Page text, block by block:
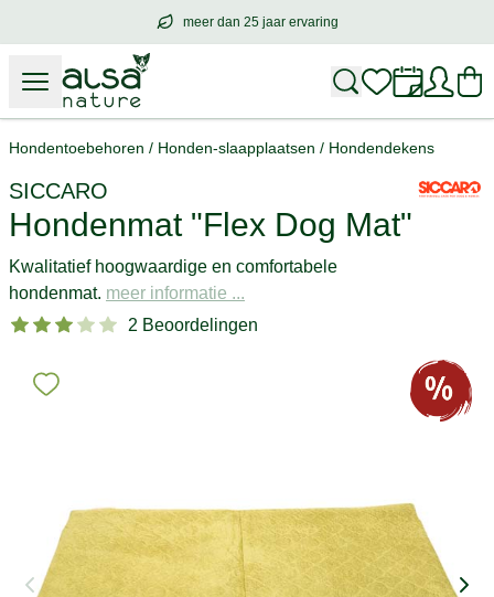
meer dan 25 jaar ervaring
meer dan25 jaar ervaring
Hondentoebehoren / Honden-slaapplaatsen / Hondendekens
SICCARO
Hondenmat "Flex Dog Mat"
Kwalitatief hoogwaardige en comfortabele
hondenmat. meer informatie ...
2 Beoordelingen